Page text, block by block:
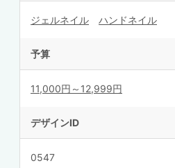
ジェルネイル ハンドネイル
予算
11,000円～12,999円
デザインID
0547